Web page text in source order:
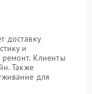
доставку
и
Клиенты
Также
для